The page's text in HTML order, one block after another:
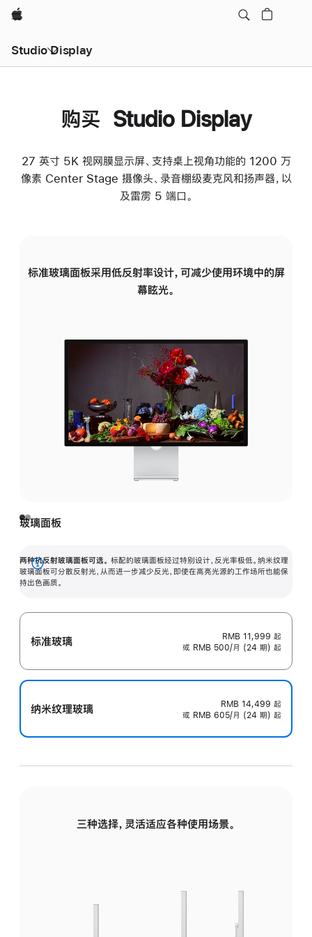
Apple
Studio Display
购买 Studio Display
27 英寸 5K 视网膜显示屏、支持桌上视角功能的 1200 万
像素 Center Stage 摄像头、录音棚级麦克风和扬声器，以
及雷雳 5 端口。
标准玻璃面板采用低反射率设计，可减少使用环境中的屏
幕眩光。
玻璃面板
两种抗反射玻璃面板可选。 标配的玻璃面板经过特别设计，反光率极低。纳米纹理
玻璃面板可分散反射光，从而进一步减少反光，即使在高亮光源的工作场所也能保
持出色画质。
展
开
标准玻璃 RMB 11,999 起
或 RMB 500/月 (24 期) 起
纳米纹理玻璃 RMB 14,499 起
或 RMB 605/月 (24 期) 起
三种选择，灵活适应各种使用场景。